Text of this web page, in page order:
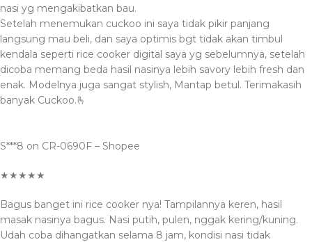
nasi yg mengakibatkan bau.
Setelah menemukan cuckoo ini saya tidak pikir panjang
langsung mau beli, dan saya optimis bgt tidak akan timbul
kendala seperti rice cooker digital saya yg sebelumnya, setelah
dicoba memang beda hasil nasinya lebih savory lebih fresh dan
enak. Modelnya juga sangat stylish, Mantap betul. Terimakasih
banyak Cuckoo.🫰
S***8 on CR-0690F – Shopee
★★★★★
Bagus banget ini rice cooker nya! Tampilannya keren, hasil
masak nasinya bagus. Nasi putih, pulen, nggak kering/kuning.
Udah coba dihangatkan selama 8 jam, kondisi nasi tidak